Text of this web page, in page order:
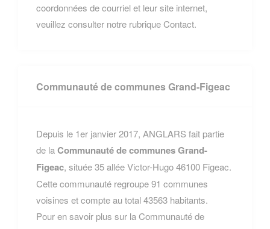
coordonnées de courriel et leur site internet,
veuillez consulter notre rubrique Contact.
Communauté de communes Grand-Figeac
Depuis le 1er janvier 2017, ANGLARS fait partie
de laCommunauté de communes Grand-
Figeac, située 35 allée Victor-Hugo 46100 Figeac.
Cette communauté regroupe 91 communes
voisines et compte au total 43563 habitants.
Pour en savoir plus sur la Communauté de